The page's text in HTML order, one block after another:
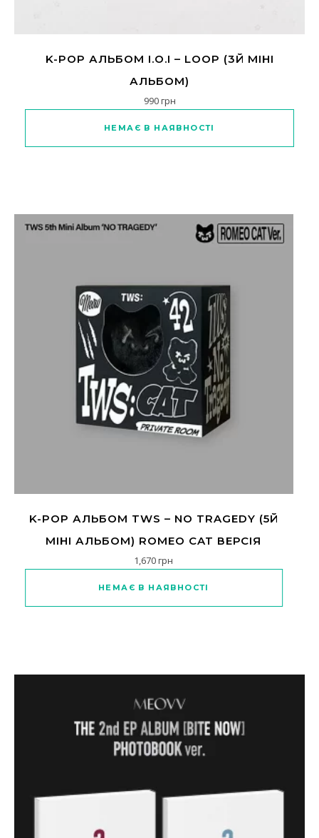
K-POP АЛЬБОМ I.O.I – LOOP (3Й МІНІ
АЛЬБОМ)
990грн
НЕМАЄ В НАЯВНОСТІ
K-POP АЛЬБОМ TWS – NO TRAGEDY (5Й
МІНІ АЛЬБОМ) ROMEO CAT ВЕРСІЯ
1,670грн
НЕМАЄ В НАЯВНОСТІ